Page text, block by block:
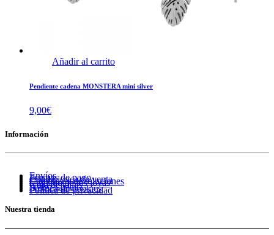
Añadir al carrito
Pendiente cadena MONSTERA mini silver
9,00€
Información
Envíos
Formas de pago
Condiciones de venta
Cambios y devoluciones
Cuidado de tus joyas
Guía de tallas
Aviso Legal
Política de cookies
Política de privacidad
Nuestra tienda